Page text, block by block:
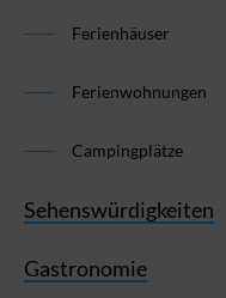
Ferienhäuser
Ferienwohnungen
Campingplätze
Sehenswürdigkeiten
Gastronomie